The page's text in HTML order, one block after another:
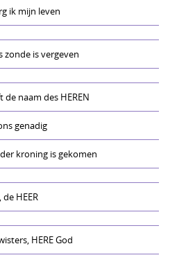
ik mijn leven
zonde is vergeven
naam des HEREN
genadig
der kroning is gekomen
HEER
HERE God